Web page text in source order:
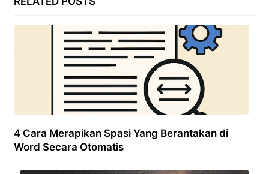
4 Cara Merapikan Spasi Yang Berantakan di
Word Secara Otomatis